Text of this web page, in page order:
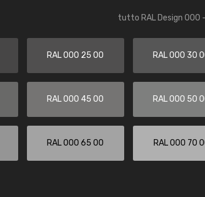
tutto RAL Design 000
RAL 000 25 00 RAL 000 30
RAL 000 45 00 RAL 000 50
RAL 000 65 00 RAL 000 70